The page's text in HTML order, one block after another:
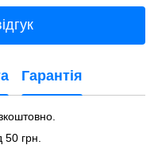
Гарантія
грн.